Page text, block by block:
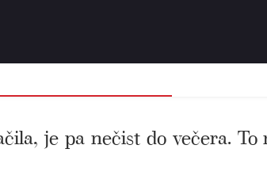
je pa nečist do večera.